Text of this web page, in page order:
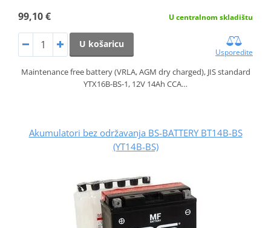
99,10 € U centralnom skladištu
U košaricu
Usporedite
Maintenance free battery (VRLA, AGM dry charged), JIS standard
YTX16B-BS-1, 12V 14Ah CCA…
Akumulatori bez održavanja BS-BATTERY BT14B-BS
(YT14B-BS)